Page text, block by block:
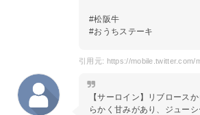
#松阪牛
#おうちステーキ
【サーロイン】リブロース
らかく甘みがあり、ジュー